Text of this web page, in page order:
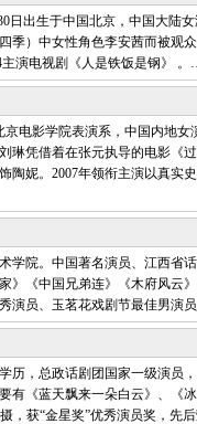
出生于中国北京，中国大陆女
季）中女性角色李安茜而被观
主演电视剧《人是铁饭是钢》
电影学院表演系，中国内地女
琳凭借着在张元执导的电影《
陶妮。2007年领衔主演以真实
院。中国著名演员、江西省
》《中国兄弟连》《木府风云
演员、玉茗花戏剧节最佳男
，总政话剧团国家一级演员
有《蓝天飘来一朵白云》、《
，获“金星奖”优秀演员奖，